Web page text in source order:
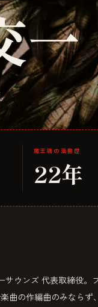
一
魔王魂の活動歴
22年
ウンズ 代表取締役。
曲の作編曲のみなら